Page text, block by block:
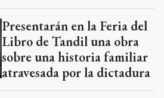
Presentarán en la Feria del
Libro de Tandil una obra
sobre una historia familiar
atravesada por la dictadura